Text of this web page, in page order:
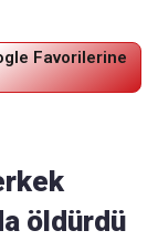
Favorilerine
öldürdü